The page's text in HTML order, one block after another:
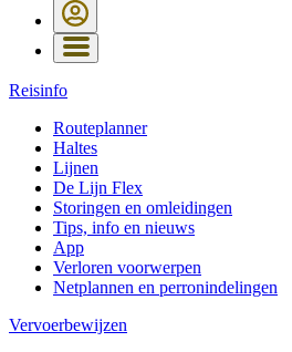
Reisinfo
Routeplanner
Haltes
Lijnen
De Lijn Flex
Storingen en omleidingen
Tips, info en nieuws
App
Verloren voorwerpen
Netplannen en perronindelingen
Vervoerbewijzen